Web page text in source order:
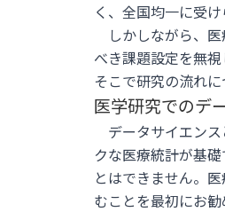
く、全国均一に受
しかしながら、医
べき課題設定を無
そこで研究の流れ
医学研究でのデ
データサイエンス
クな医療統計が基
とはできません。
むことを最初にお勧